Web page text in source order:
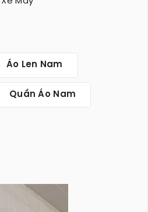
Áo Len Nam
Quần Áo Nam